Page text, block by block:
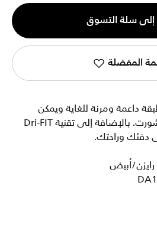
سلة التسوق
المفضلة
داعمة ومرنة للغاية ويمكن
ارتداؤه بمفرده أو تحت الشورت. بالإضافة إلى تقنية Dri-FIT
دفئك وراحتك.
أبيض